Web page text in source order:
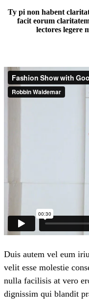
Ty pi non habent
facit eorum
lectores legere
Duis autem vel eum
velit esse molestie
nulla facilisis at vero
dignissim qui blandit